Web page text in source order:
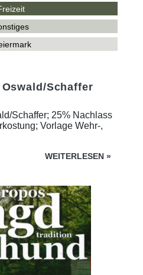
Schaffer
Schaffer; 25% Nachlass
Vorlage Wehr-,
WEITERLESEN »